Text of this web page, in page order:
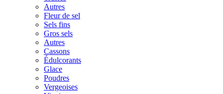
Autres
Fleur de sel
Sels fins
Gros sels
Autres
Cassons
Édulcorants
Glace
Poudres
Vergeoises